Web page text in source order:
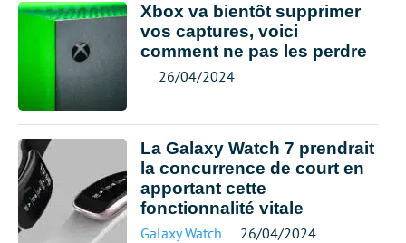
Xbox va bientôt supprimer
vos captures, voici
comment ne pas les perdre
26/04/2024
La Galaxy Watch 7 prendrait
la concurrence de court en
apportant cette
fonctionnalité vitale
Galaxy Watch 26/04/2024